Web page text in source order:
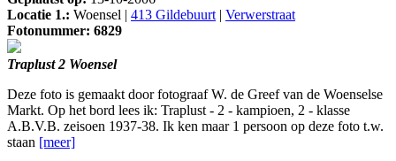
Locatie 1.: Woensel | 413 Gildebuurt| Verwerstraat
Fotonummer: 6829
Traplust 2 Woensel
Deze foto is gemaakt door fotograaf W. de Greef van de Woenselse
Markt. Op het bord lees ik: Traplust - 2 - kampioen, 2 - klasse
A.B.V.B. zeisoen 1937-38. Ik ken maar 1 persoon op deze foto t.w.
staan [meer]